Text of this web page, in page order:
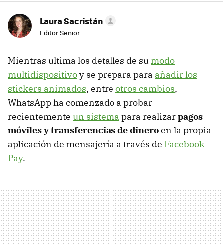
Laura Sacristán
Editor Senior
Mientras ultima los detalles de su modo
multidispositivoy se prepara para añadir los
stickers animados, entre otros cambios,
WhatsApp ha comenzado a probar
recientemente un sistema para realizarpagos
móviles y transferencias de dineroen la propia
aplicación de mensajería a través de Facebook
Pay.